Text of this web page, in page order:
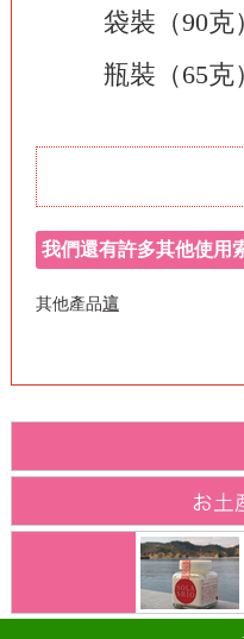
袋裝（90克
瓶裝（65克
我們還有許多其他使用
其他產品這